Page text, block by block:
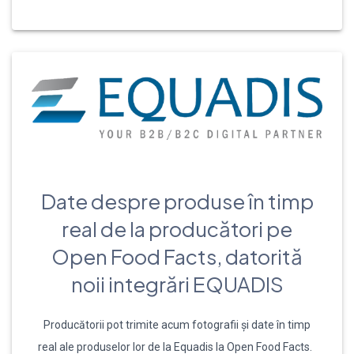
Date despre produse în timp
real de la producători pe
Open Food Facts, datorită
noii integrări EQUADIS
Producătorii pot trimite acum fotografii și date în timp
real ale produselor lor de la Equadis la Open Food Facts.